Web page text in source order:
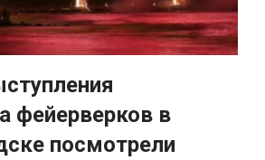
фейерверков в
посмотрели